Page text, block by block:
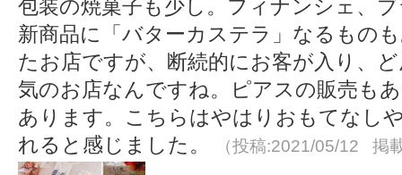
包装の焼菓子も少し。フィナンシェ、
新商品に「バターカステラ」なるもの
たお店ですが、断続的にお客が入り、
気のお店なんですね。ピアスの販売も
あります。こちらはやはりおもてなし
れると感じました。
（投稿:2021/05/12 掲